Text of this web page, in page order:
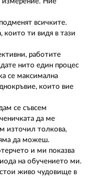
всичките.
които ти видя в тази
работите
нито един процес
се максимална
които вие
се съвсем
да ме
източил толкова,
да можеш.
и ми показва
на обучението ми.
живо чудовище в